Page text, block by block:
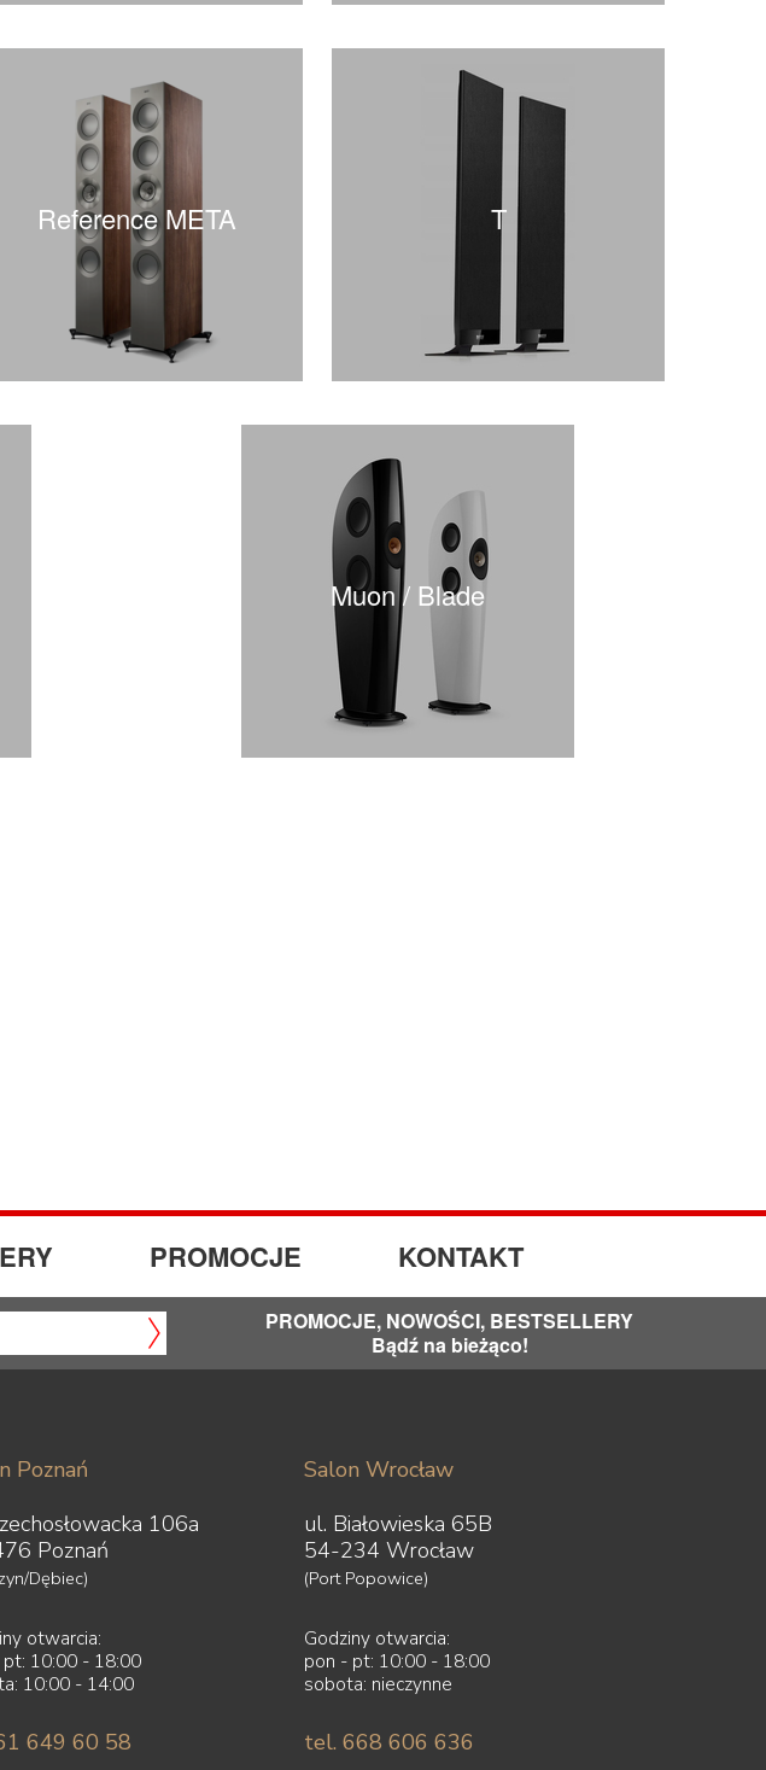
Reference META T
Muon / Blade
PROMOCJE KONTAKT
PROMOCJE, NOWOŚCI, BESTSELLERY
Bądź na bieżąco!
Poznań
106a
Poznań
Dębiec)
otwarcia:
10:00 - 18:00
10:00 - 14:00
649 60 58
Salon Wrocław
ul. Białowieska 65B
54-234 Wrocław
(Port Popowice)
Godziny otwarcia:
pon - pt: 10:00 - 18:00
sobota: nieczynne
tel. 668 606 636